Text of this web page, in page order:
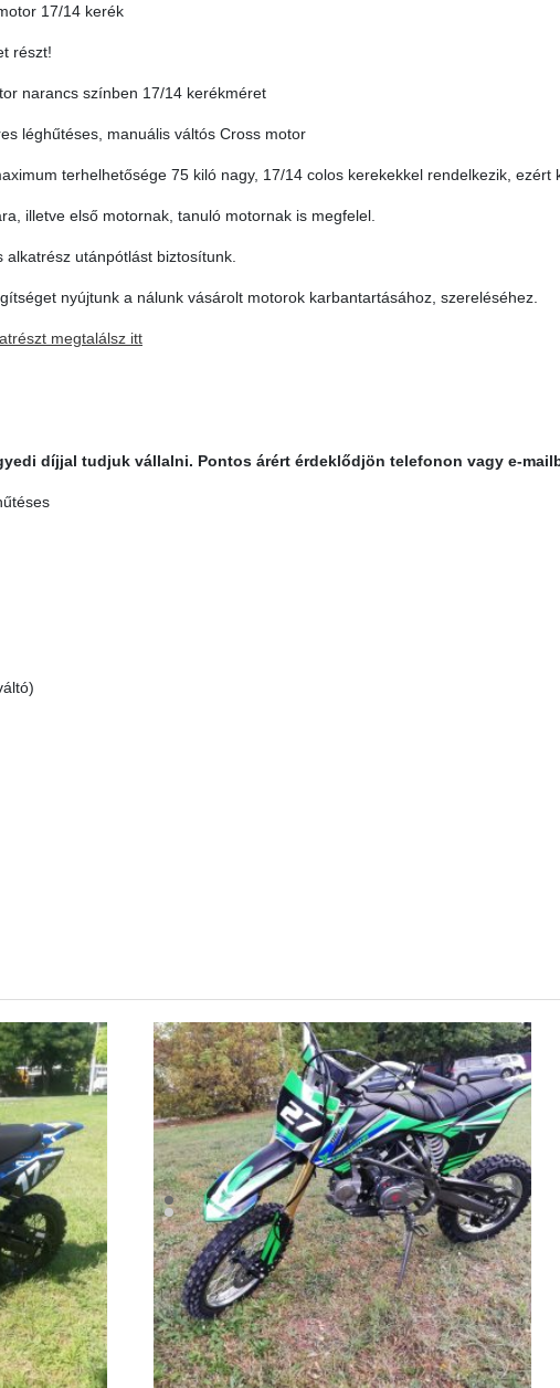
17/14 kerék
részt!
narancs színben 17/14 kerékméret
léghűtéses, manuális váltós Cross motor
terhelhetősége 75 kiló nagy, 17/14 colos kerekekkel rendelkezik, ezért
illetve első motornak, tanuló motornak is megfelel.
utánpótlást biztosítunk.
nyújtunk a nálunk vásárolt motorok karbantartásához, szereléséhez.
megtalálsz itt
díjjal tudjuk vállalni. Pontos árért érdeklődjön telefonon vagy e-